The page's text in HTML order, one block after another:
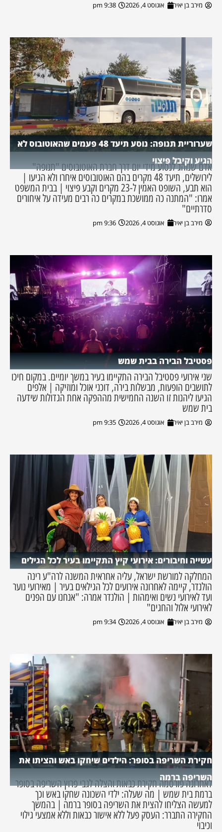
מירב בן יאיר אוגוסט 4, 2026 9:38 pm
שערוריית תנופה: נוסע תיעד 48 פעמים שהאוטובוס לא
הגיע וקיבל פיצוי
אדם שנוהג לנסוע מידי יום דרך חברת האוטובוסים "תנופה"
לירושלים, תיעד 48 מקרים בהם האוטובוסים איחרו ולא הגיעו |
הוא תבע, השופט האמין ל-23 מקרים וקבע פיצוי | בבית המשפט
אמרו: "המתנה כה ממושכת במקרים כה רבים מעידה על איחורים
סדרתיים"
מירב בן יאיר אוגוסט 4, 2026 9:36 pm
פסטיבל הבירה בבית שמש
שני אירועי פסטיבל הבירה התקיימו בעיר במשך יומיים. במקום חיכו
לתושבים הופעות, מבשלות בירה, דוכני אוכל ומוזיקה | אלפים
הגיעו ליהנות זו השנה החמישית מההפקה אחת הגדולות שידעה
בית שמש
מירב בן יאיר אוגוסט 4, 2026 9:35 pm
עשייה וחיבורים: אירועי קיץ התקיימו בעיר לכל הגילים
המחלקה למורשת ישראל, עליה אחראית המשנה לרה"ע רינה
הולנדר, קיימה לאחרונה אירועים לכל הגילאים בעיר | מאירועי נוער
ועד לאירועי נשים ואימהות | הולנדר אמרה: "אנחנו עם הפנים
לאירועי אלול והחגים"
מירב בן יאיר אוגוסט 4, 2026 9:34 pm
חקירת השריפה בסופר: הילדים שיחקו באש והציתו את
השריפה ברמה
לאחרונה פורסמה חקירת כבאות והצלה לגבי פרוץ השריפה בסופר
ברמת בית שמש | מה שעלה: ילדי השכונה שחקו באש וכך
למעשה הצליחו להצית את השריפה בסופר ברמה | בהמשך
החקירה התברר: העסק פעל ללא אישור כבאות וללא אמצעי גילוי
וכיבוי